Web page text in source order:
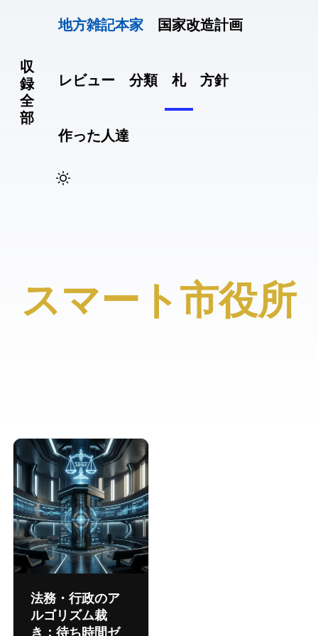
収
録
全
部
地方雑記(本家) 国家改造計画
レビュー 分類 札 方針
作った人達
#スマート市役所
法務・行政のア
ルゴリズム裁
き：待ち時間ゼ